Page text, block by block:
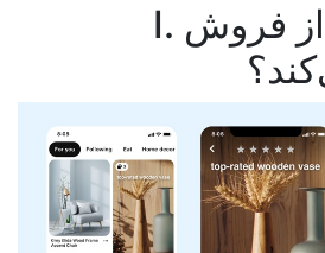
I. آیا پینترست از فروش